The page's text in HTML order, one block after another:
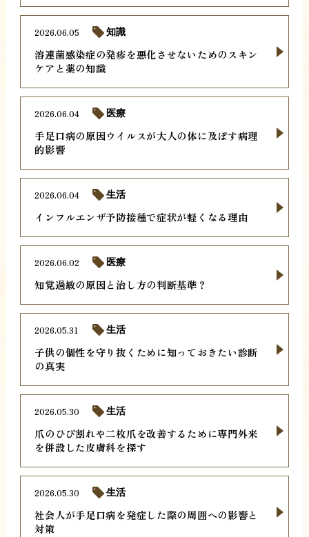
溶連菌感染症の発疹を悪化させないためのスキン
ケアと薬の知識
2026.06.05 知識
手足口病の原因ウイルスが大人の体に及ぼす病理
的影響
2026.06.04 医療
インフルエンザ予防接種で症状が軽くなる理由
2026.06.04 生活
知覚過敏の原因と治し方の判断基準？
2026.06.02 医療
子供の個性を守り抜くために知っておきたい診断
の真実
2026.05.31 生活
爪のひび割れや二枚爪を改善するために専門外来
を併設した皮膚科を探す
2026.05.30 生活
社会人が手足口病を発症した際の周囲への影響と
対策
2026.05.30 生活